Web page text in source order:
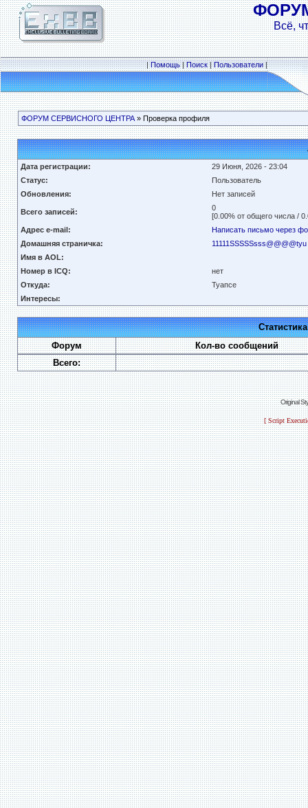
Всё,
|Помощь|Поиск|Пользователи|
ФОРУМ СЕРВИСНОГО ЦЕНТРА» Проверка профиля
Дата регистрации:
29 Июня, 2026 - 23:04
Статус:
Пользователь
Обновления:
Нет записей
Всего записей:
0
[0.00% от общего числа /
Адрес e-mail:
Написать письмо через
Домашняя страничка:
11111SSSSSsss@@@@tyu
Имя в AOL:
Номер в ICQ:
нет
Откуда:
Туапсе
Интересы:
Форум
Кол-во сообщений
Всего:
Original
[ Script